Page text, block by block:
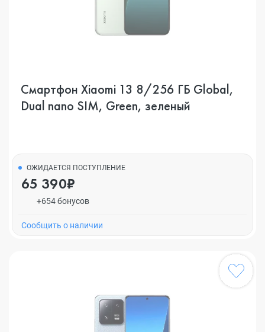
Смартфон Xiaomi 13 8/256 ГБ Global,
Dual nano SIM, Green, зеленый
ОЖИДАЕТСЯ ПОСТУПЛЕНИЕ
65 390₽
+654 бонусов
Cообщить о наличии